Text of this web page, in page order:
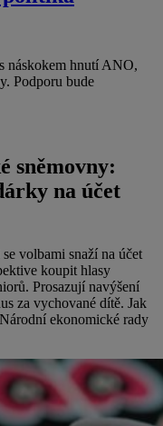
náskokem hnutí ANO,
Podporu bude
sněmovny:
na účet
volbami snaží na účet
koupit hlasy
Prosazují navýšení
za vychované dítě. Jak
ekonomické rady